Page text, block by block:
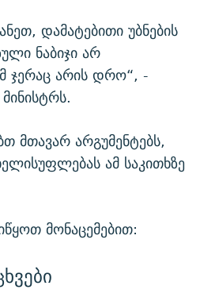
დამატებითი უბნების
ნაბიჯი არ
ჯერაც არის დრო“, -
მთავარ არგუმენტებს,
ამ საკითხზე
მონაცემებით: